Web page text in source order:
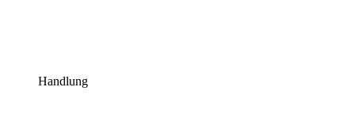
Handlung